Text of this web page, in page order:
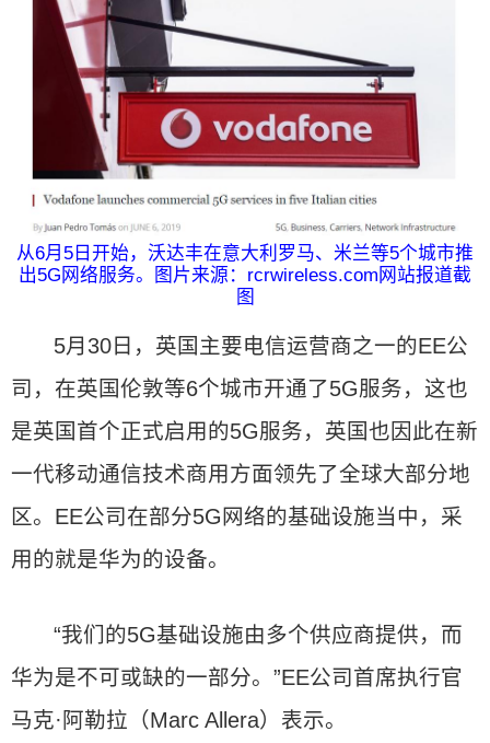
从6月5日开始，沃达丰在意大利罗马、米兰等5个城市推
出5G网络服务。图片来源：rcrwireless.com网站报道截
图
5月30日，英国主要电信运营商之一的EE公
司，在英国伦敦等6个城市开通了5G服务，这也
是英国首个正式启用的5G服务，英国也因此在新
一代移动通信技术商用方面领先了全球大部分地
区。EE公司在部分5G网络的基础设施当中，采
用的就是华为的设备。
“我们的5G基础设施由多个供应商提供，而
华为是不可或缺的一部分。”EE公司首席执行官
马克·阿勒拉（Marc Allera）表示。